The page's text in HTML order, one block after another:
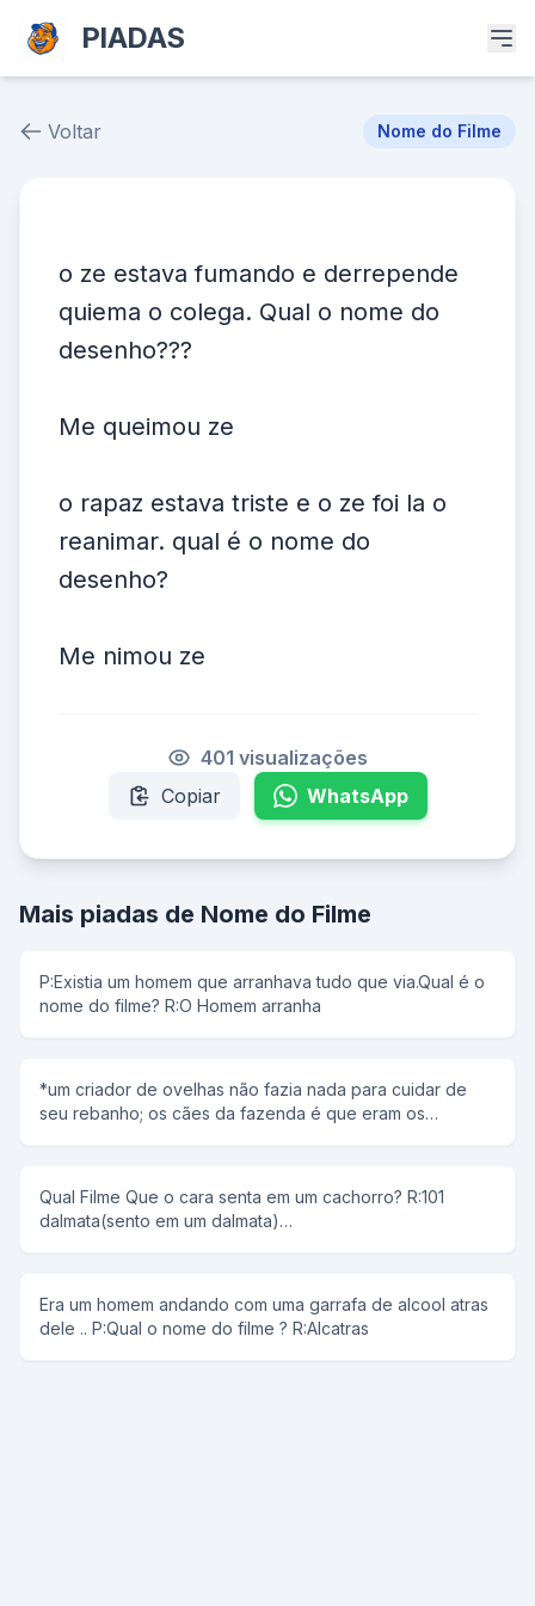
PIADAS
Voltar Nome do Filme
o ze estava fumando e derrepende
quiema o colega. Qual o nome do
desenho???
Me queimou ze
o rapaz estava triste e o ze foi la o
reanimar. qual é o nome do
desenho?
Me nimou ze
401 visualizações
Copiar
WhatsApp
Mais piadas de Nome do Filme
P:Existia um homem que arranhava tudo que via.Qual é o
nome do filme? R:O Homem arranha
*um criador de ovelhas não fazia nada para cuidar de
seu rebanho; os cães da fazenda é que eram os
Qual Filme Que o cara senta em um cachorro? R:101
dalmata(sento em um dalmata)
filho...qual nome do filme? R:Ninguem segura esse bebê
_______________________________________________ Era uma vez
Era um homem andando com uma garrafa de alcool atras
dele .. P:Qual o nome do filme ? R:Alcatras